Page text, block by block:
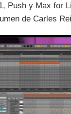
Push y Max for
de Carles